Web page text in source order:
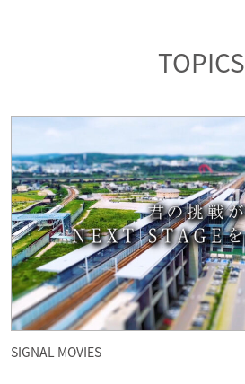
TOPICS
SIGNAL MOVIES